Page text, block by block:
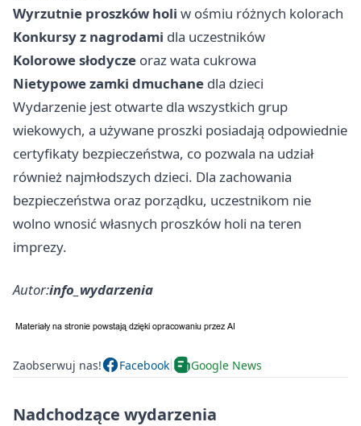
Wyrzutnie proszków holi w ośmiu różnych kolorach
Konkursy z nagrodami dla uczestników
Kolorowe słodycze oraz wata cukrowa
Nietypowe zamki dmuchane dla dzieci
Wydarzenie jest otwarte dla wszystkich grup
wiekowych, a używane proszki posiadają odpowiednie
certyfikaty bezpieczeństwa, co pozwala na udział
również najmłodszych dzieci. Dla zachowania
bezpieczeństwa oraz porządku, uczestnikom nie
wolno wnosić własnych proszków holi na teren
imprezy.
Autor:info_wydarzenia
Zaobserwuj nas! Facebook Google News
Nadchodzące wydarzenia